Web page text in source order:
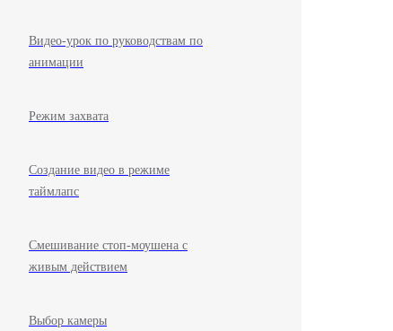
Видео-урок по руководствам по
анимации
Режим захвата
Создание видео в режиме
таймлапс
Смешивание стоп-моушена с
живым действием
Выбор камеры